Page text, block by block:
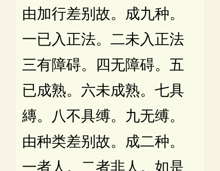
由加行差别故。成九种。
一已入正法。二未入正法
三有障碍。四无障碍。五
已成熟。六未成熟。七具
縳。八不具缚。九无缚。
由种类差别故。成二种。
一者人。二者非人。如是